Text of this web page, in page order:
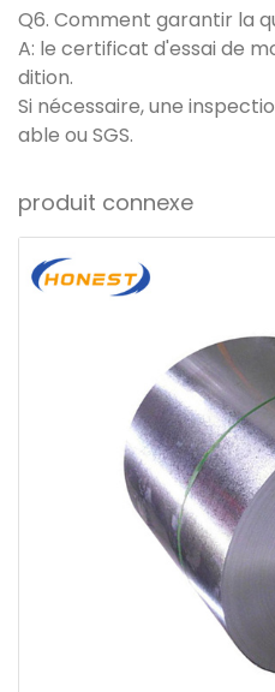
Q6. Comment garantir la
A: le certificat d'essai de
dition.
Si nécessaire, une
able ou SGS.
produit connexe